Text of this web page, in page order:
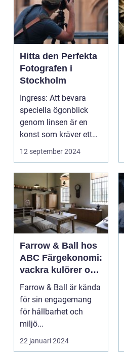
Hitta den Perfekta
Fotografen i
Stockholm
Ingress: Att bevara
speciella ögonblick
genom linsen är en
konst som kräver ett
tr&au...
12 september 2024
Farrow & Ball hos
ABC Färgekonomi:
vackra kulörer och
miljömedvetenhet
Farrow & Ball är kända
för sin engagemang
för hållbarhet och
miljö...
22 januari 2024